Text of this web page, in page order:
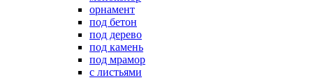
орнамент
под бетон
под дерево
под камень
под мрамор
с листьями